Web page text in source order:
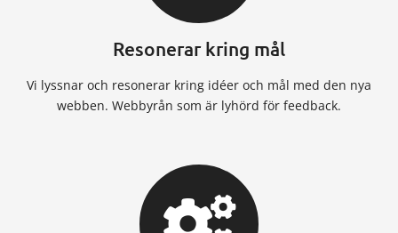
Resonerar kring mål
Vi lyssnar och resonerar kring idéer och mål med den nya
webben. Webbyrån som är lyhörd för feedback.